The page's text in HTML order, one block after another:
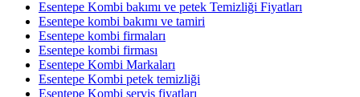
Esentepe Kombi bakımı ve petek Temizliği Fiyatları
Esentepe kombi bakımı ve tamiri
Esentepe kombi firmaları
Esentepe kombi firması
Esentepe Kombi Markaları
Esentepe Kombi petek temizliği
Esentepe Kombi servis fiyatları